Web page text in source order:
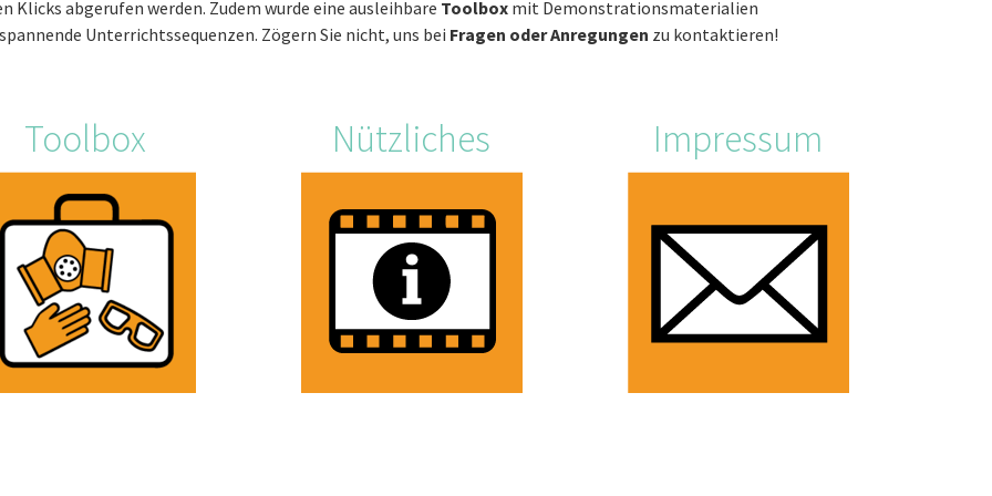
abgerufen werden. Zudem wurde eine ausleihbare Toolbox mit Demonstrationsmaterialien
Unterrichtssequenzen. Zögern Sie nicht, uns bei Fragen oder Anregungen zu kontaktieren!
Toolbox Nützliches Impressum